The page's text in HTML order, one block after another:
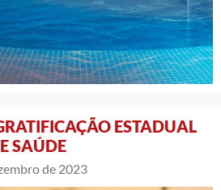
ESTADUAL
SAÚDE
de 2023